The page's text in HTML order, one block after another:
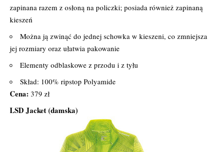
zapinana razem z osłoną na policzki; posiada również zapinaną
kieszeń
Można ją zwinąć do jednej schowka w kieszeni, co zmniejsza
jej rozmiary oraz ułatwia pakowanie
Elementy odblaskowe z przodu i z tyłu
Skład: 100% ripstop Polyamide
Cena: 379 zł
LSD Jacket (damska)